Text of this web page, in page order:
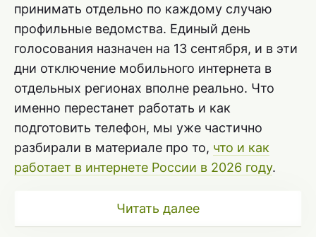
принимать отдельно по каждому случаю
профильные ведомства. Единый день
голосования назначен на 13 сентября, и в эти
дни отключение мобильного интернета в
отдельных регионах вполне реально. Что
именно перестанет работать и как
подготовить телефон, мы уже частично
разбирали в материале про то, что и как
работает в интернете России в 2026 году.
Читать далее